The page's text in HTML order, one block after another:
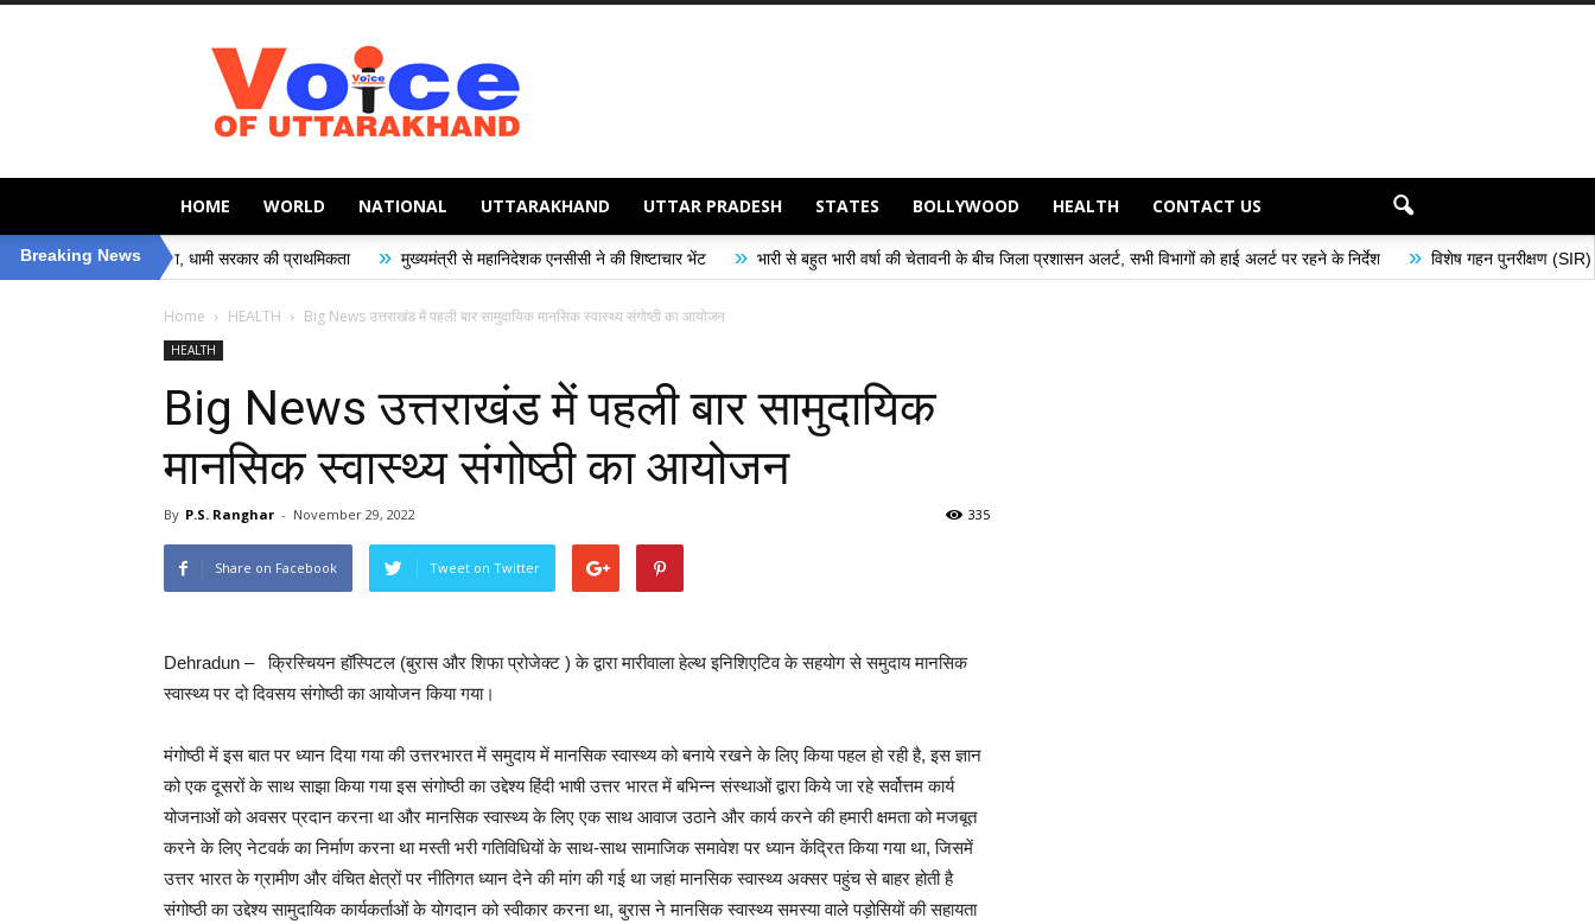
Voice
of
Uttarakhand
HOME WORLD NATIONAL UTTARAKHAND UTTAR PRADESH STATES BOLLYWOOD HEALTH CONTACT US
Breaking News
सुरक्षा, धामी सरकार की प्राथमिकता » मुख्यमंत्री से महानिदेशक एनसीसी ने की शिष्टाचार भेंट » भारी से बहुत भारी वर्षा की चेतावनी के बीच जिला प्रशासन अलर्ट, सभी विभागों को हाई अलर्ट पर रहने के निर्देश » विशेष गहन पुनरीक्षण (SIR) अभियान के अंतर्गत
Home HEALTH Big News उत्तराखंड में पहली बार सामुदायिक मानसिक स्वास्थ्य संगोष्ठी का आयोजन
HEALTH
Big News उत्तराखंड में पहली बार सामुदायिक
मानसिक स्वास्थ्य संगोष्ठी का आयोजन
By P.S. Ranghar - November 29, 2022 335
Share on Facebook Tweet on Twitter
Dehradun – क्रिस्चियन हॉस्पिटल (बुरास और शिफा प्रोजेक्ट ) के द्वारा मारीवाला हेल्थ इनिशिएटिव के सहयोग से समुदाय मानसिक
स्वास्थ्य पर दो दिवसय संगोष्ठी का आयोजन किया गया।
मंगोष्ठी में इस बात पर ध्यान दिया गया की उत्तरभारत में समुदाय में मानसिक स्वास्थ्य को बनाये रखने के लिए किया पहल हो रही है, इस ज्ञान
को एक दूसरों के साथ साझा किया गया इस संगोष्ठी का उद्देश्य हिंदी भाषी उत्तर भारत में बभिन्न संस्थाओं द्वारा किये जा रहे सर्वोत्तम कार्य
योजनाओं को अवसर प्रदान करना था और मानसिक स्वास्थ्य के लिए एक साथ आवाज उठाने और कार्य करने की हमारी क्षमता को मजबूत
करने के लिए नेटवर्क का निर्माण करना था मस्ती भरी गतिविधियों के साथ-साथ सामाजिक समावेश पर ध्यान केंद्रित किया गया था, जिसमें
उत्तर भारत के ग्रामीण और वंचित क्षेत्रों पर नीतिगत ध्यान देने की मांग की गई था जहां मानसिक स्वास्थ्य अक्सर पहुंच से बाहर होती है
संगोष्ठी का उद्देश्य सामुदायिक कार्यकर्ताओं के योगदान को स्वीकार करना था, बुरास ने मानसिक स्वास्थ्य समस्या वाले पड़ोसियों की सहायता